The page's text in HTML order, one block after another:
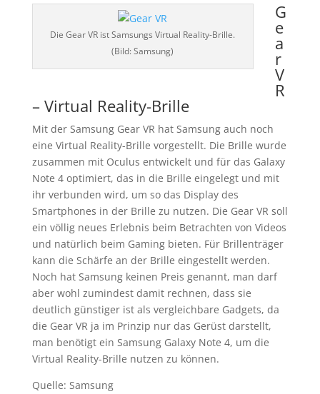
Die Gear VR ist Samsungs Virtual Reality-Brille.
(Bild: Samsung)
G
e
a
r
V
R
– Virtual Reality-Brille
Mit der Samsung Gear VR hat Samsung auch noch
eine Virtual Reality-Brille vorgestellt. Die Brille wurde
zusammen mit Oculus entwickelt und für das Galaxy
Note 4 optimiert, das in die Brille eingelegt und mit
ihr verbunden wird, um so das Display des
Smartphones in der Brille zu nutzen. Die Gear VR soll
ein völlig neues Erlebnis beim Betrachten von Videos
und natürlich beim Gaming bieten. Für Brillenträger
kann die Schärfe an der Brille eingestellt werden.
Noch hat Samsung keinen Preis genannt, man darf
aber wohl zumindest damit rechnen, dass sie
deutlich günstiger ist als vergleichbare Gadgets, da
die Gear VR ja im Prinzip nur das Gerüst darstellt,
man benötigt ein Samsung Galaxy Note 4, um die
Virtual Reality-Brille nutzen zu können.
Quelle: Samsung